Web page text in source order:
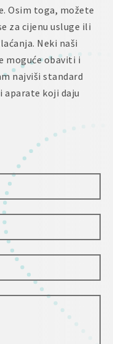
Osim toga, možete
za cijenu usluge ili
Neki naši
moguće obaviti i
najviši standard
koji daju